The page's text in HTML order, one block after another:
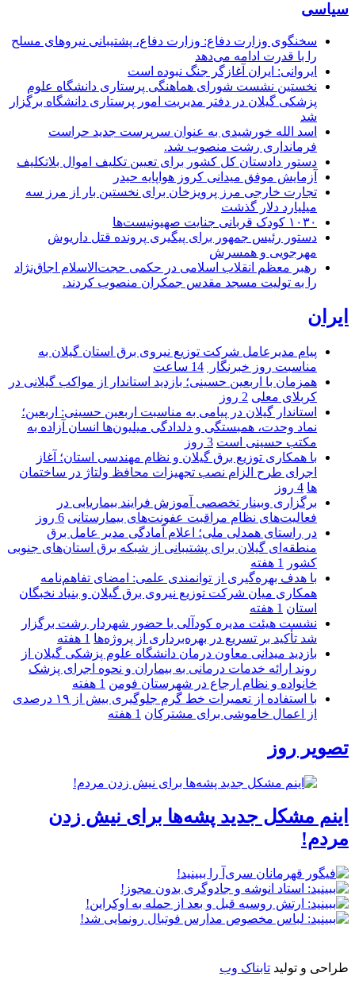
سیاسی
سخنگوی وزارت دفاع: وزارت دفاع، پشتیبانی نیرو‌های مسلح
را با قدرت ادامه می‌دهد
ایروانی: ایران آغازگر جنگ نبوده است
نخستین نشست شورای هماهنگی پرستاری دانشگاه علوم
پزشکی گیلان در دفتر مدیریت امور پرستاری دانشگاه برگزار
شد
اسد الله خورشیدی به عنوان سرپرست جدید حراست
فرمانداری رشت منصوب شد.
دستور دادستان کل کشور برای تعیین تکلیف اموال بلاتکلیف
آزمایش موفق میدانی کروز هواپایه حیدر
تجارت خارجی مرز پرویزخان برای نخستین بار از مرز سه
میلیارد دلار گذشت
۱۰۳۰ کودک قربانی جنایت صهیونیست‌ها
دستور رئیس جمهور برای پیگیری پرونده قتل داریوش
مهرجویی و همسرش
رهبر معظم انقلاب اسلامی در حکمی حجت‌الاسلام اجاق‌نژاد
را به تولیت مسجد مقدس جمکران منصوب کردند.
ایران
پیام مدیرعامل شركت توزیع نیروی برق استان گیلان به
مناسبت روز خبرنگار ‌
14 ساعت
همزمان با اربعین حسینی؛ بازدید استاندار از مواکب گیلانی در
کربلای معلی 2 روز
استاندار گیلان در پیامی به مناسبت اربعین حسینی: اربعین؛
نماد وحدت، همبستگی و دلدادگی میلیون‌ها انسان آزاده به
مکتب حسینی است 3 روز
با همکاری توزیع برق گیلان و نظام مهندسی استان؛ آغاز
اجرای طرح الزام نصب تجهیزات محافظ ولتاژ در ساختمان
ها 4 روز
برگزاری وبینار تخصصی آموزش فرایند بیماریابی در
فعالیت‌های نظام مراقبت عفونت‌های بیمارستانی 6 روز
در راستای همدلی ملی؛ اعلام آمادگی مدیر عامل برق
منطقه‌ای گیلان برای پشتیبانی از شبكه برق استان‌های جنوبی
كشور
1 هفته
با هدف بهره‌گیری از توانمندی علمی: امضای تفاهم‌نامه
همكاری میان شركت توزیع نیروی برق گیلان و بنیاد نخبگان
استان 1 هفته
نشست هیئت مدیره کودآلی با حضور شهردار رشت برگزار
شد تأکید بر تسریع در بهره‌برداری از پروژه‌ها 1 هفته
بازدید میدانی معاون درمان دانشگاه علوم پزشکی گیلان از
روند ارائه خدمات درمانی به بیماران و نحوه اجرای پزشک
خانواده و نظام ارجاع در شهرستان فومن 1 هفته
با استفاده از تعمیرات خط گرم جلوگیری بیش از ۱۹ درصدی
از اعمال خاموشی برای مشتركان 1 هفته
تصویر روز
اینم مشکل جدید پشه‌ها برای نیش زدن
مردم!
طراحی و تولید تابناک وب